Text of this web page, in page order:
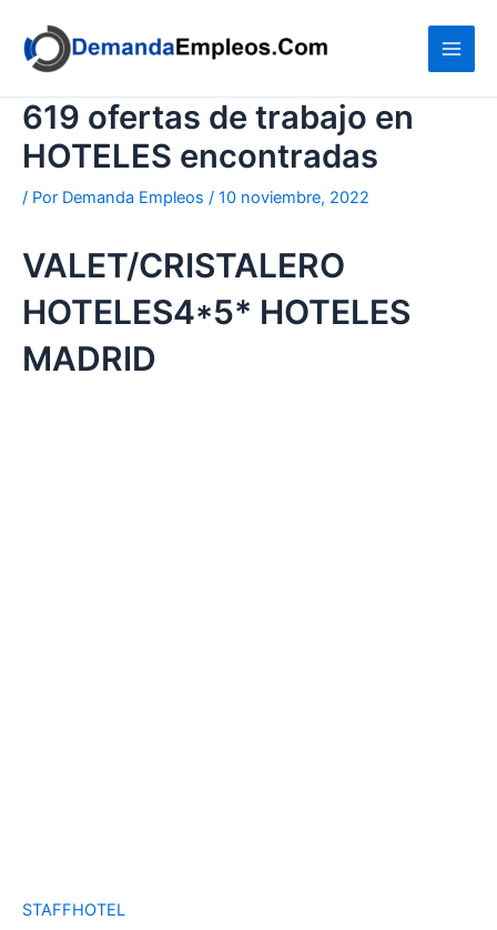
contenido
619 ofertas de trabajo en
HOTELES encontradas
/ Por Demanda Empleos / 10 noviembre, 2022
VALET/CRISTALERO
HOTELES4*5* HOTELES
MADRID
STAFFHOTEL